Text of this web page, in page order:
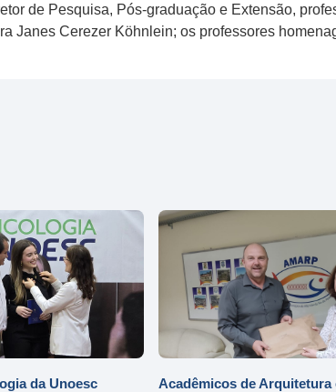
de Pesquisa, Pós-graduação e Extensão,
Janes Cerezer Köhnlein; os professores
da Unoesc
Acadêmicos de Arquitetura